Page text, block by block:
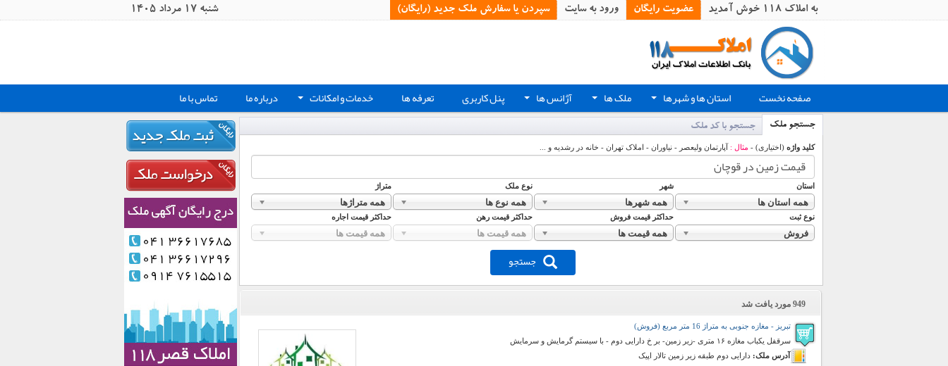
به املاک 118 خوش آمدید عضویت رایگان ورود به سایت سپردن یا سفارش ملک جدید (رایگان)‏ شنبه 17 مرداد 1405
صفحه نخست + استان ها و شهرها + ملک ها + آژانس ها پنل کاربری تعرفه ها + خدمات و امکانات درباره ما تماس با ما
جستجو ملک جستجو با کد ملک
کلید واژه (اختیاری) - مثال : آپارتمان ولیعصر - نیاوران - املاک تهران - خانه در رشدیه و ...
استان شهر نوع ملک متراژ
همه استان ها همه شهرها همه نوع ها همه متراژها
نوع ثبت حداکثر قیمت فروش حداکثر قیمت رهن حداکثر قیمت اجاره
فروش همه قیمت ها همه قیمت ها همه قیمت ها
جستجو
949 مورد یافت شد
تبریز - مغازه جنوبی به متراژ 16 متر مربع (فروش)
سرقفل یکباب مغازه ۱۶ متری -زیر زمین- بر خ دارایی دوم - با سیستم گرمایش و سرمایش
آدرس ملک: دارایی دوم طبقه زیر زمین تالار اپیک